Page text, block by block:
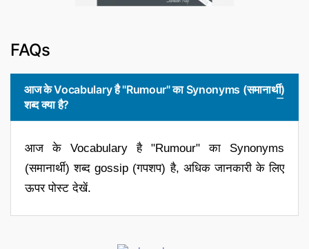
FAQs
आज के Vocabulary है "Rumour" का Synonyms (समानार्थी)
शब्द क्या है?
आज के Vocabulary है "Rumour" का Synonyms
(समानार्थी) शब्द gossip (गपशप) है, अधिक जानकारी के लिए
ऊपर पोस्ट देखें.